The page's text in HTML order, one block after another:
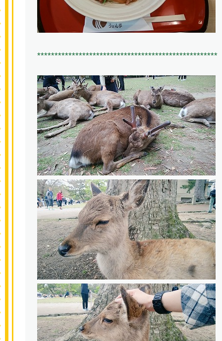
****************************************************